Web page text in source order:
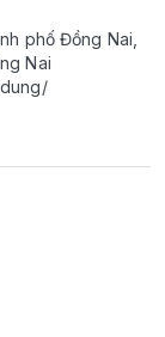
phố Đồng Nai,
Nai